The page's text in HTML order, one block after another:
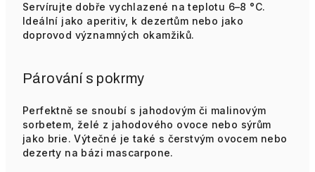
Servírujte dobře vychlazené na teplotu 6–8 °C.
Ideální jako aperitiv, k dezertům nebo jako
doprovod významných okamžiků.
Párování s pokrmy
Perfektně se snoubí s jahodovým či malinovým
sorbetem, želé z jahodového ovoce nebo sýrům
jako brie. Výtečné je také s čerstvým ovocem nebo
dezerty na bázi mascarpone.